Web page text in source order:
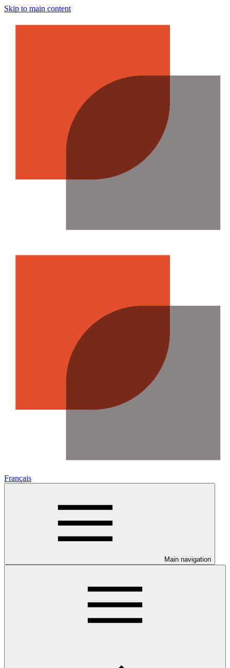
Skip to main content
Français
Main navigation